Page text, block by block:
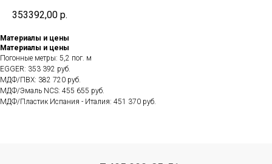
353392,00 р.
Материалы и цены
Материалы и цены
Погонные метры: 5,2 пог. м
EGGER: 353 392 руб.
МДФ/ПВХ: 382 720 руб.
МДФ/Эмаль NCS: 455 655 руб.
МДФ/Пластик Испания - Италия: 451 370 руб.